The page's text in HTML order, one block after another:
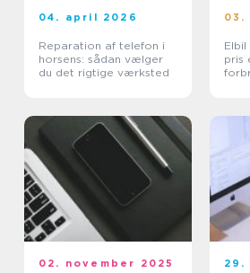
04. april 2026
Reparation af telefon i
horsens: sådan vælger
du det rigtige værksted
03.
pris
02. november 2025 29.